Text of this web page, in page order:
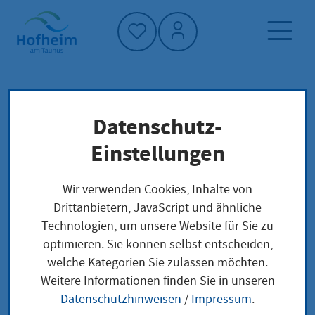
Startseite"
Dienstleistung-Finder
Lokale Anliegen
Ergotherapeutin oder Ergotherapeut mit
Ausbildung aus Drittstaaten,
Berufsqualifikation anerkennen
Ergotherapeutin oder
Ergotherapeut mit
Datenschutz-
Einstellungen
Wir verwenden Cookies, Inhalte von
Drittanbietern, JavaScript und ähnliche
Technologien, um unsere Website für Sie zu
optimieren. Sie können selbst entscheiden,
welche Kategorien Sie zulassen möchten.
Weitere Informationen finden Sie in unseren
Datenschutzhinweisen / Impressum.